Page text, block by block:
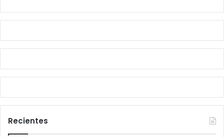
Recientes